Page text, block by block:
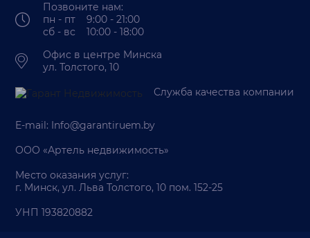
Позвоните нам:
пн - пт 9:00 - 21:00
сб - вс 10:00 - 18:00
Офис в центре Минска
ул. Толстого, 10
Служба качества компании
E-mail: Info@garantiruem.by
ООО «Артель недвижимость»
Место оказания услуг:
г. Минск, ул. Льва Толстого, 10 пом. 152-25
УНП 193820882